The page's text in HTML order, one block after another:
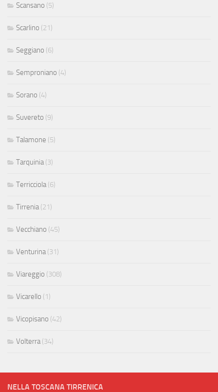
Scansano (5)
Scarlino (21)
Seggiano (6)
Semproniano (4)
Sorano (4)
Suvereto (9)
Talamone (5)
Tarquinia (3)
Terricciola (6)
Tirrenia (21)
Vecchiano (45)
Venturina (31)
Viareggio (308)
Vicarello (1)
Vicopisano (42)
Volterra (34)
NELLA TOSCANA TIRRENICA